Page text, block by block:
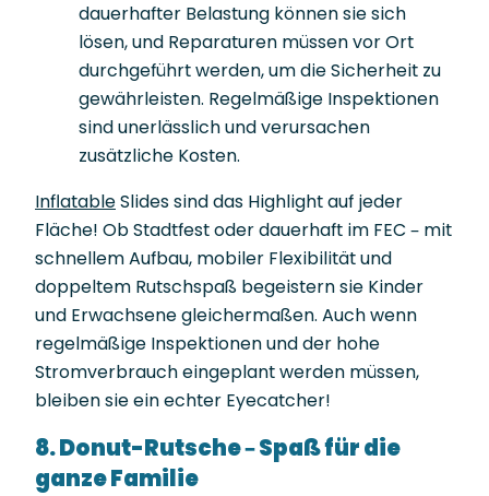
dauerhafter Belastung können sie sich
lösen, und Reparaturen müssen vor Ort
durchgeführt werden, um die Sicherheit zu
gewährleisten. Regelmäßige Inspektionen
sind unerlässlich und verursachen
zusätzliche Kosten.
InflatableSlides sind das Highlight auf jeder
Fläche! Ob Stadtfest oder dauerhaft im FEC – mit
schnellem Aufbau, mobiler Flexibilität und
doppeltem Rutschspaß begeistern sie Kinder
und Erwachsene gleichermaßen. Auch wenn
regelmäßige Inspektionen und der hohe
Stromverbrauch eingeplant werden müssen,
bleiben sie ein echter Eyecatcher!
8. Donut-Rutsche – Spaß für die
ganze Familie